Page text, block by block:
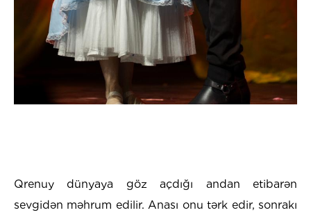
Qrenuy dünyaya göz açdığı andan etibarən
sevgidən məhrum edilir. Anası onu tərk edir, sonrakı